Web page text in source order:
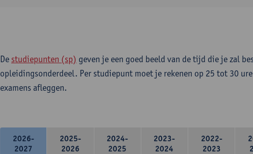
De studiepunten (sp) geven je een goed beeld van de tijd die je zal
opleidingsonderdeel. Per studiepunt moet je rekenen op 25 tot 30
examens afleggen.
2026-
2027
2025-
2026
2024-
2025
2023-
2024
2022-
2023